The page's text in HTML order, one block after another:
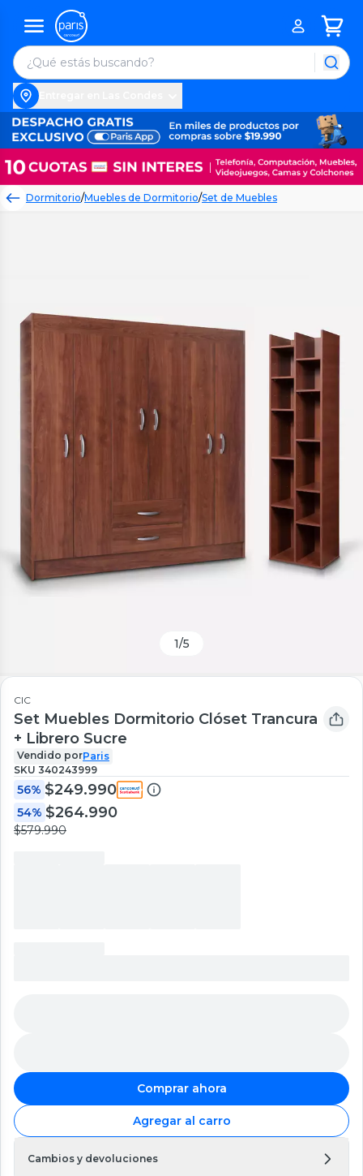
Dormitorio/Muebles de Dormitorio/Set de Muebles
1/5
CIC
Set Muebles Dormitorio Clóset Trancura
+ Librero Sucre
Vendido porParis
SKU 340243999
56% $249.990
54% $264.990
$579.990
Comprar ahora
Agregar al carro
Cambios y devoluciones